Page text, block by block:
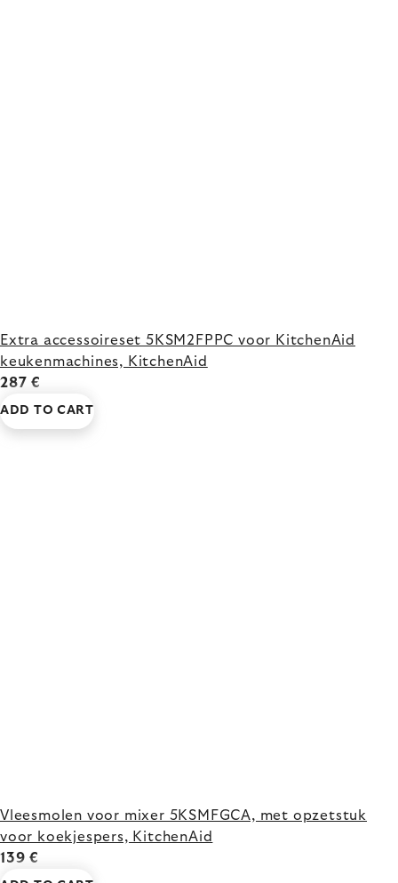
Extra accessoireset 5KSM2FPPC voor KitchenAid
keukenmachines, KitchenAid
287 €
ADD TO CART
Vleesmolen voor mixer 5KSMFGCA, met opzetstuk
voor koekjespers, KitchenAid
139 €